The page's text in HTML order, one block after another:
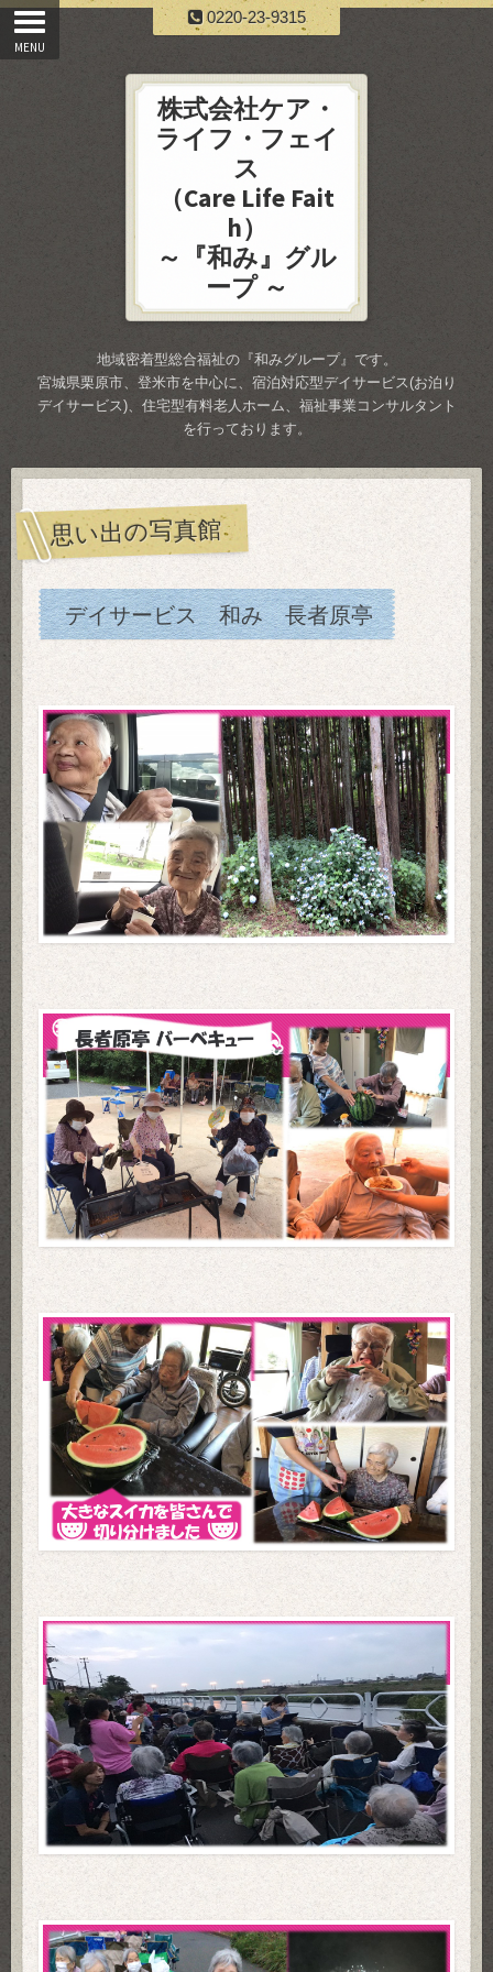
0220-23-9315
株式会社ケア・
ライフ・フェイ
ス
（Care Life Fait
h）
～『和み』グル
ープ ～
地域密着型総合福祉の『和みグループ』です。
宮城県栗原市、登米市を中心に、宿泊対応型デイサービス(お泊り
デイサービス)、住宅型有料老人ホーム、福祉事業コンサルタント
を行っております。
思い出の写真館
デイサービス 和み 長者原亭